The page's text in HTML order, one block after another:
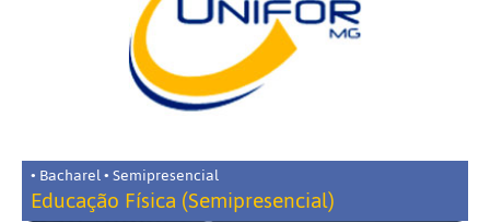
• Bacharel • Semipresencial
Educação Física (Semipresencial)